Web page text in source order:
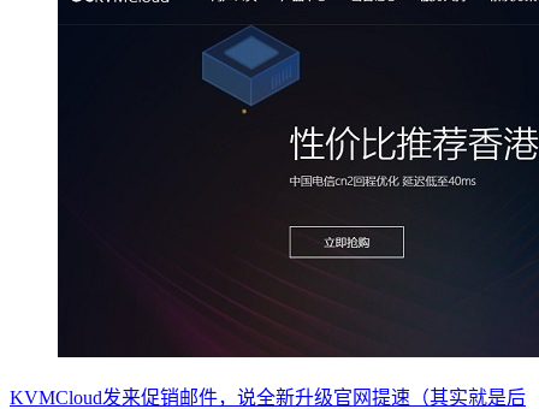
KVMCloud发来促销邮件，说全新升级官网提速（其实就是后